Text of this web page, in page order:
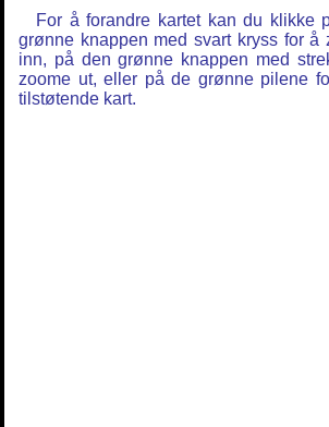
For å forandre kartet kan du klikke
grønne knappen med svart kryss for å
inn, på den grønne knappen med
zoome ut, eller på de grønne pilene
tilstøtende kart.